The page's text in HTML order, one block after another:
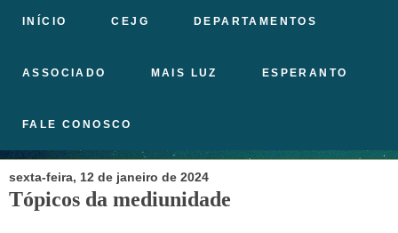
INÍCIO CEJG DEPARTAMENTOS
ASSOCIADO MAIS LUZ ESPERANTO
FALE CONOSCO
sexta-feira, 12 de janeiro de 2024
Tópicos da mediunidade